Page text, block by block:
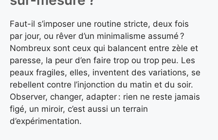
Faut-il s’imposer une routine stricte, deux fois
par jour, ou rêver d’un minimalisme assumé ?
Nombreux sont ceux qui balancent entre zèle et
paresse, la peur d’en faire trop ou trop peu. Les
peaux fragiles, elles, inventent des variations, se
rebellent contre l’injonction du matin et du soir.
Observer, changer, adapter : rien ne reste jamais
figé, un miroir, c’est aussi un terrain
d’expérimentation.